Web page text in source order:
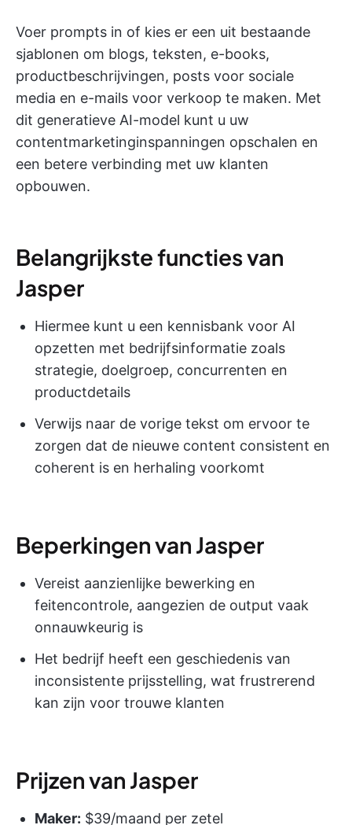
Voer prompts in of kies er een uit bestaande
sjablonen om blogs, teksten, e-books,
productbeschrijvingen, posts voor sociale
media en e-mails voor verkoop te maken. Met
dit generatieve AI-model kunt u uw
contentmarketinginspanningen opschalen en
een betere verbinding met uw klanten
opbouwen.
Belangrijkste functies van
Jasper
Hiermee kunt u een kennisbank voor AI
opzetten met bedrijfsinformatie zoals
strategie, doelgroep, concurrenten en
productdetails
Verwijs naar de vorige tekst om ervoor te
zorgen dat de nieuwe content consistent en
coherent is en herhaling voorkomt
Beperkingen van Jasper
Vereist aanzienlijke bewerking en
feitencontrole, aangezien de output vaak
onnauwkeurig is
Het bedrijf heeft een geschiedenis van
inconsistente prijsstelling, wat frustrerend
kan zijn voor trouwe klanten
Prijzen van Jasper
Maker: $39/maand per zetel